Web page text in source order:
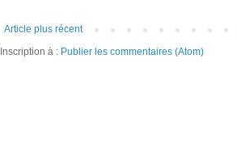
Article plus récent
Inscription à : Publier les commentaires (Atom)